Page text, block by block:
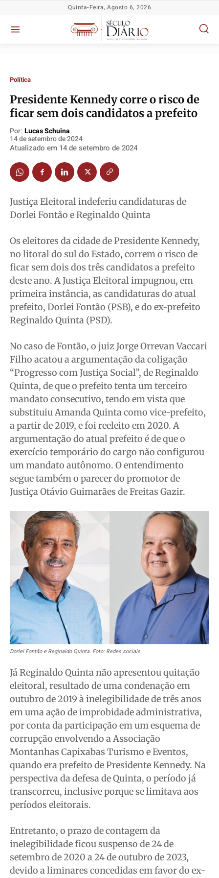
Socioeconômicas
TV Século
Justiça
Educação
Meio Ambiente
Cidades
Direitos
Economia
Cultura
Caetano Roque
Jr Mignone (in memorian)
Wanda Sily
Publicidade Legal
Anuncie
Quem Somos
Expediente
Contato
Anuncie
Termos de Uso
Privacidade
Socioeconômicas
TV Século
Justiça
Educação
Meio Ambiente
Cidades
Direitos
Economia
Cultura
Caetano Roque
Jr Mignone (in memorian)
Wanda Sily
Publicidade Legal
Anuncie
Quem Somos
Expediente
Contato
Anuncie
Termos de Uso
Privacidade
Socioeconômicas
TV Século
Justiça
Educação
Meio Ambiente
Cidades
Direitos
Economia
Cultura
Caetano Roque
Jr Mignone (in memorian)
Wanda Sily
Publicidade Legal
Anuncie
Quem Somos
Expediente
Contato
Anuncie
Termos de Uso
Privacidade
Socioeconômicas
TV Século
Justiça
Educação
Meio Ambiente
Cidades
Direitos
Economia
Cultura
Caetano Roque
Jr Mignone (in memorian)
Wanda Sily
Publicidade Legal
Anuncie
Quem Somos
Expediente
Contato
Anuncie
Termos de Uso
Privacidade
Quinta-Feira, Agosto 6, 2026
Política
Presidente Kennedy corre o risco de
ficar sem dois candidatos a prefeito
Por: Lucas Schuina
14 de setembro de 2024
Atualizado em 14 de setembro de 2024
Justiça Eleitoral indeferiu candidaturas de
Dorlei Fontão e Reginaldo Quinta
Os eleitores da cidade de Presidente Kennedy,
no litoral do sul do Estado, correm o risco de
ficar sem dois dos três candidatos a prefeito
deste ano. A Justiça Eleitoral impugnou, em
primeira instância, as candidaturas do atual
prefeito, Dorlei Fontão (PSB), e do ex-prefeito
Reginaldo Quinta (PSD).
No caso de Fontão, o juiz Jorge Orrevan Vaccari
Filho acatou a argumentação da coligação
“Progresso com Justiça Social”, de Reginaldo
Quinta, de que o prefeito tenta um terceiro
mandato consecutivo, tendo em vista que
substituiu Amanda Quinta como vice-prefeito,
a partir de 2019, e foi reeleito em 2020. A
argumentação do atual prefeito é de que o
exercício temporário do cargo não configurou
um mandato autônomo. O entendimento
segue também o parecer do promotor de
Justiça Otávio Guimarães de Freitas Gazir.
Dorlei Fontão e Reginaldo Quinta. Foto: Redes sociais
Já Reginaldo Quinta não apresentou quitação
eleitoral, resultado de uma condenação em
outubro de 2019 à inelegibilidade de três anos
em uma ação de improbidade administrativa,
por conta da participação em um esquema de
corrupção envolvendo a Associação
Montanhas Capixabas Turismo e Eventos,
quando era prefeito de Presidente Kennedy. Na
perspectiva da defesa de Quinta, o período já
transcorreu, inclusive porque se limitava aos
períodos eleitorais.
Entretanto, o prazo de contagem da
inelegibilidade ficou suspenso de 24 de
setembro de 2020 a 24 de outubro de 2023,
devido a liminares concedidas em favor do ex-